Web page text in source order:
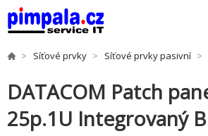
Síťové prvky Síťové prvky pasivní
DATACOM Patch
25p.1U Integrovaný